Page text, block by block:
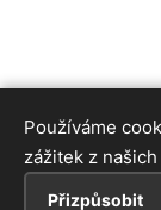
Používáme
zážitek z
Přizpůsobit